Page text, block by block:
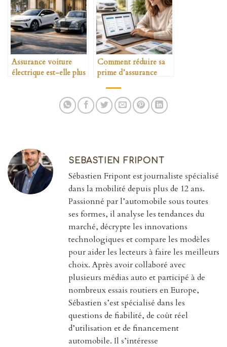
Assurance voiture
électrique est-elle plus
Comment réduire sa
prime d’assurance
SEBASTIEN FRIPONT
Sébastien Fripont est journaliste spécialisé
dans la mobilité depuis plus de 12 ans.
Passionné par l’automobile sous toutes
ses formes, il analyse les tendances du
marché, décrypte les innovations
technologiques et compare les modèles
pour aider les lecteurs à faire les meilleurs
choix. Après avoir collaboré avec
plusieurs médias auto et participé à de
nombreux essais routiers en Europe,
Sébastien s’est spécialisé dans les
questions de fiabilité, de coût réel
d’utilisation et de financement
automobile. Il s’intéresse